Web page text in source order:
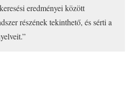
eredményei között
részének tekinthető, és sérti a